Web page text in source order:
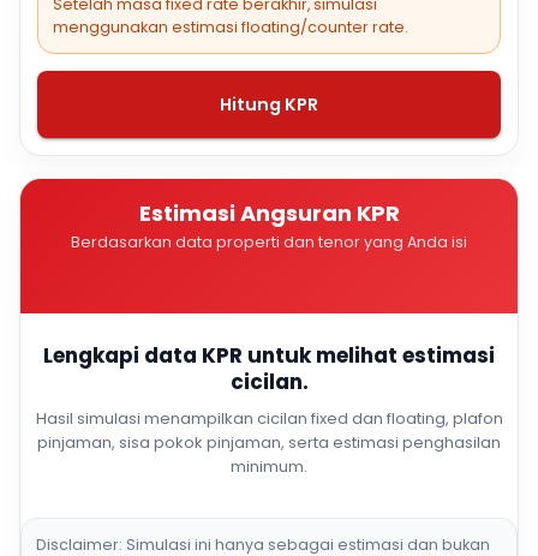
Setelah masa fixed rate berakhir, simulasi
menggunakan estimasi floating/counter rate.
Hitung KPR
Estimasi Angsuran KPR
Berdasarkan data properti dan tenor yang Anda isi
Lengkapi data KPR untuk melihat estimasi
cicilan.
Hasil simulasi menampilkan cicilan fixed dan floating, plafon
pinjaman, sisa pokok pinjaman, serta estimasi penghasilan
minimum.
Disclaimer: Simulasi ini hanya sebagai estimasi dan bukan